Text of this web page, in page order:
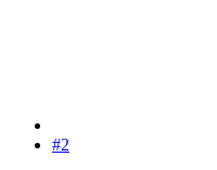
#2